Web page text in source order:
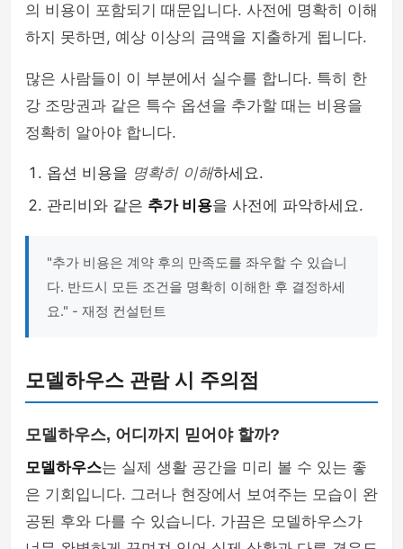
의 비용이 포함되기 때문입니다. 사전에 명확히 이해
하지 못하면, 예상 이상의 금액을 지출하게 됩니다.
많은 사람들이 이 부분에서 실수를 합니다. 특히 한
강 조망권과 같은 특수 옵션을 추가할 때는 비용을
정확히 알아야 합니다.
옵션 비용을 명확히 이해하세요.
관리비와 같은 추가 비용을 사전에 파악하세요.
"추가 비용은 계약 후의 만족도를 좌우할 수 있습니
다. 반드시 모든 조건을 명확히 이해한 후 결정하세
요." - 재정 컨설턴트
모델하우스 관람 시 주의점
모델하우스, 어디까지 믿어야 할까?
모델하우스는 실제 생활 공간을 미리 볼 수 있는 좋
은 기회입니다. 그러나 현장에서 보여주는 모습이 완
공된 후와 다를 수 있습니다. 가끔은 모델하우스가